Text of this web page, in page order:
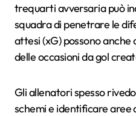
trequarti avversaria può
squadra di penetrare le
attesi (xG) possono
delle occasioni da gol
Gli allenatori spesso
schemi e identificare aree